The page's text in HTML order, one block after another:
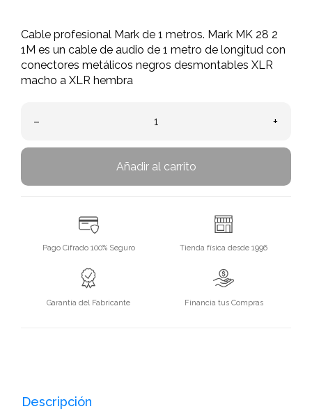
Cable profesional Mark de 1 metros. Mark MK 28 2
1M es un cable de audio de 1 metro de longitud con
conectores metálicos negros desmontables XLR
macho a XLR hembra
– +
Añadir al carrito
Pago Cifrado 100% Seguro Tienda física desde 1996
Garantía del Fabricante Financia tus Compras
Descripción